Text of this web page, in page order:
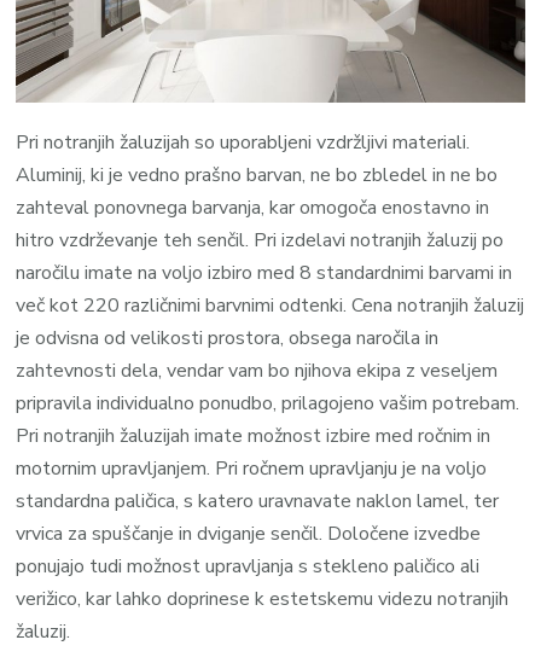
Pri notranjih žaluzijah so uporabljeni vzdržljivi materiali.
Aluminij, ki je vedno prašno barvan, ne bo zbledel in ne bo
zahteval ponovnega barvanja, kar omogoča enostavno in
hitro vzdrževanje teh senčil. Pri izdelavi notranjih žaluzij po
naročilu imate na voljo izbiro med 8 standardnimi barvami in
več kot 220 različnimi barvnimi odtenki. Cena notranjih žaluzij
je odvisna od velikosti prostora, obsega naročila in
zahtevnosti dela, vendar vam bo njihova ekipa z veseljem
pripravila individualno ponudbo, prilagojeno vašim potrebam.
Pri notranjih žaluzijah imate možnost izbire med ročnim in
motornim upravljanjem. Pri ročnem upravljanju je na voljo
standardna paličica, s katero uravnavate naklon lamel, ter
vrvica za spuščanje in dviganje senčil. Določene izvedbe
ponujajo tudi možnost upravljanja s stekleno paličico ali
verižico, kar lahko doprinese k estetskemu videzu notranjih
žaluzij.